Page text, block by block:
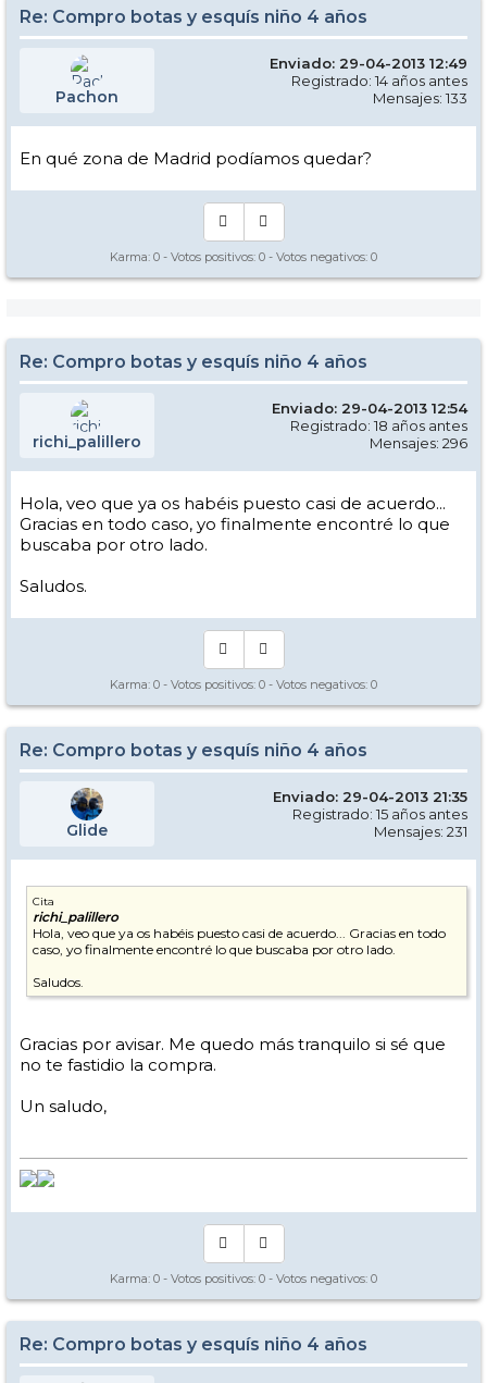
Re: Compro botas y esquís niño 4 años
Pachon
Enviado: 29-04-2013 12:49
Registrado: 14 años antes
Mensajes: 133
En qué zona de Madrid podíamos quedar?
Karma: 0 - Votos positivos: 0 - Votos negativos: 0
Re: Compro botas y esquís niño 4 años
richi_palillero
Enviado: 29-04-2013 12:54
Registrado: 18 años antes
Mensajes: 296
Hola, veo que ya os habéis puesto casi de acuerdo...
Gracias en todo caso, yo finalmente encontré lo que
buscaba por otro lado.
Saludos.
Karma: 0 - Votos positivos: 0 - Votos negativos: 0
Re: Compro botas y esquís niño 4 años
Glide
Enviado: 29-04-2013 21:35
Registrado: 15 años antes
Mensajes: 231
Cita
richi_palillero
Hola, veo que ya os habéis puesto casi de acuerdo... Gracias en todo
caso, yo finalmente encontré lo que buscaba por otro lado.
Saludos.
Gracias por avisar. Me quedo más tranquilo si sé que
no te fastidio la compra.
Un saludo,
Karma: 0 - Votos positivos: 0 - Votos negativos: 0
Re: Compro botas y esquís niño 4 años